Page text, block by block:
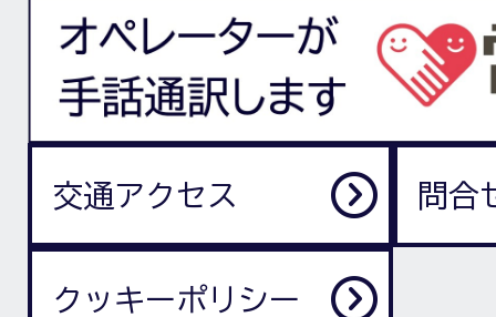
交通アクセス 問合
クッキーポリシー